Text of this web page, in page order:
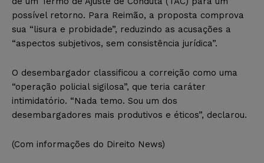
possível retorno. Para Reimão, a proposta comprova
sua “lisura e probidade”, reduzindo as acusações a
“aspectos subjetivos, sem consistência jurídica”.
O desembargador classificou a correição como uma
“operação policial sigilosa”, que teria caráter
intimidatório. “Nada temo. Sou um dos
desembargadores mais produtivos e éticos”, declarou.
(Com informações do Direito News)